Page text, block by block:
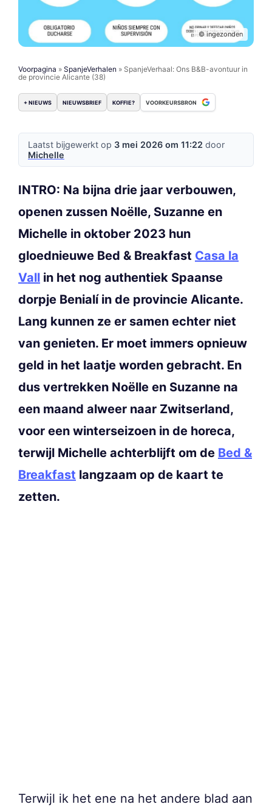
© ingezonden
Voorpagina » SpanjeVerhalen » SpanjeVerhaal: Ons B&B-avontuur in
de provincie Alicante (38)
+ NIEUWS NIEUWSBRIEF KOFFIE? VOORKEURSBRON
Laatst bijgewerkt op 3 mei 2026 om 11:22 door
Michelle
INTRO: Na bijna drie jaar verbouwen,
openen zussen Noëlle, Suzanne en
Michelle in oktober 2023 hun
gloednieuwe Bed & Breakfast Casa la
Vall in het nog authentiek Spaanse
dorpje Benialí in de provincie Alicante.
Lang kunnen ze er samen echter niet
van genieten. Er moet immers opnieuw
geld in het laatje worden gebracht. En
dus vertrekken Noëlle en Suzanne na
een maand alweer naar Zwitserland,
voor een winterseizoen in de horeca,
terwijl Michelle achterblijft om de Bed &
Breakfast langzaam op de kaart te
zetten.
Terwijl ik het ene na het andere blad aan